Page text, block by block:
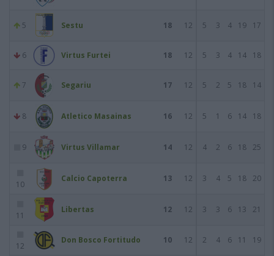
5 Sestu 18 12 5 3 4 19 17
6 Virtus Furtei 18 12 5 3 4 14 18
7 Segariu 17 12 5 2 5 18 14
8 Atletico Masainas 16 12 5 1 6 14 18
9 Virtus Villamar 14 12 4 2 6 18 25
10
Calcio Capoterra 13 12 3 4 5 18 20
11
Libertas 12 12 3 3 6 13 21
12
Don Bosco Fortitudo 10 12 2 4 6 11 19